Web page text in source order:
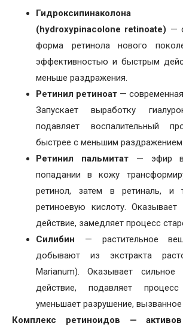
(hydroxypinacolone retinoate) —
форма ретинола нового
эффективностью и быстрым
меньше раздражения.
Ретинил ретиноат —
Запускает выработку
подавляет воспалительный
быстрее с меньшим раздражением.
Ретинил пальмитат— эфир
попадании в кожу
ретинол, затем в ретиналь, и
ретиноевую кислоту. Оказывает
действие, замедляет процесс
Силибин — растительное
добывают из экстракта
Marianum). Оказывает сильное
действие, подавляет
уменьшает разрушение,
Комплекс ретиноидов — активов